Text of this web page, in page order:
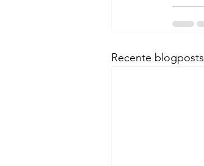
Recente blogposts